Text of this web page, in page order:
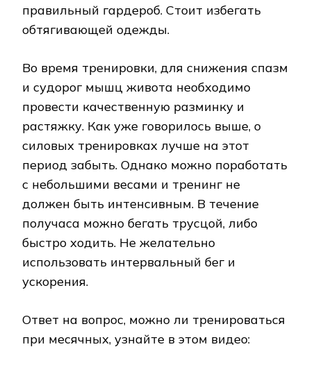
правильный гардероб. Стоит избегать
обтягивающей одежды.
Во время тренировки, для снижения спазм
и судорог мышц живота необходимо
провести качественную разминку и
растяжку. Как уже говорилось выше, о
силовых тренировках лучше на этот
период забыть. Однако можно поработать
с небольшими весами и тренинг не
должен быть интенсивным. В течение
получаса можно бегать трусцой, либо
быстро ходить. Не желательно
использовать интервальный бег и
ускорения.
Ответ на вопрос, можно ли тренироваться
при месячных, узнайте в этом видео: